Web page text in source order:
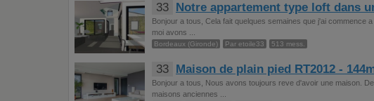
33 Notre appartement type loft dans
Bonjour a tous, Cela fait quelques semaines que j'ai
moi avons ...
Bordeaux (Gironde) Par etoile33 513 mess.
33 Maison de plain pied RT2012 -
Bonjour a tous, Nous avons toujours reve d'avoir une maison.
maisons anciennes ...